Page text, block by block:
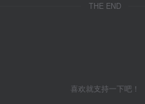
THE END
喜欢就支持一下吧！